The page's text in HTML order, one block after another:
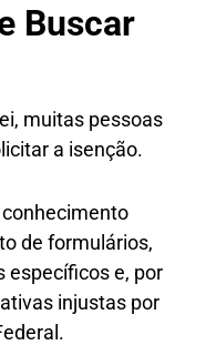
Buscar
muitas pessoas
a isenção.
de formulários,
específicos e, por
injustas por